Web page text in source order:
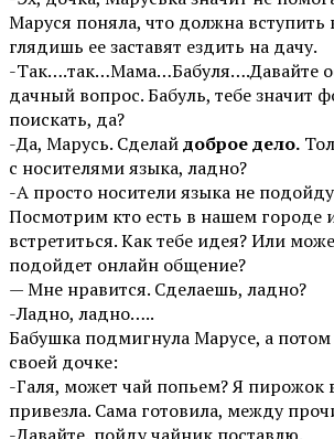
Маруся поняла, что должна вступить
глядишь ее заставят ездить на дачу.
-Так….так…Мама…Бабуля….Давайте
дачный вопрос. Бабуль, тебе значит
поискать, да?
-Да, Марусь. Сделайдоброе дело.
с носителями языка, ладно?
-А просто носители языка не
Посмотрим кто есть в нашем городе
встретиться. Как тебе идея? Или
подойдет онлайн общение?
— Мне нравится. Сделаешь, ладно?
-Ладно, ладно…..
Бабушка подмигнула Марусе, а потом
своей дочке:
-Галя, может чай попьем? Я пирожок
привезла. Сама готовила, между
-Давайте, пойду чайник поставлю.